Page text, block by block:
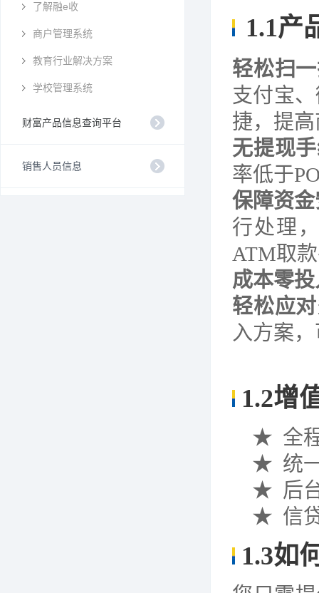
了解融e收
商户管理系统
教育行业解决方案
学校管理系统
财富产品信息查询平台
销售人员信息
1.1产
轻松扫
支付宝
捷，提
无提现
率低于
保障资
行处理
ATM取
成本零
轻松应
入方案
1.2增
★ 全
★ 统
★ 后
★ 信
1.3如